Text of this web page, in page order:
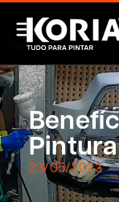
Pintura
23/05/2023